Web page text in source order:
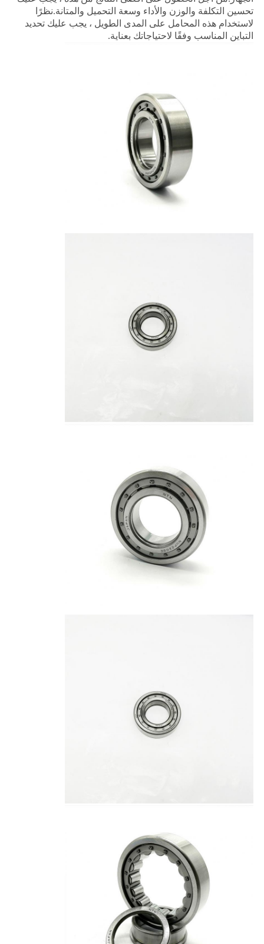
تحسين التكلفة والوزن والأداء وسعة التحميل والمتانة.نظرًا
لاستخدام هذه المحامل على المدى الطويل ، يجب عليك تحديد
التباين المناسب وفقًا لاحتياجاتك بعناية.